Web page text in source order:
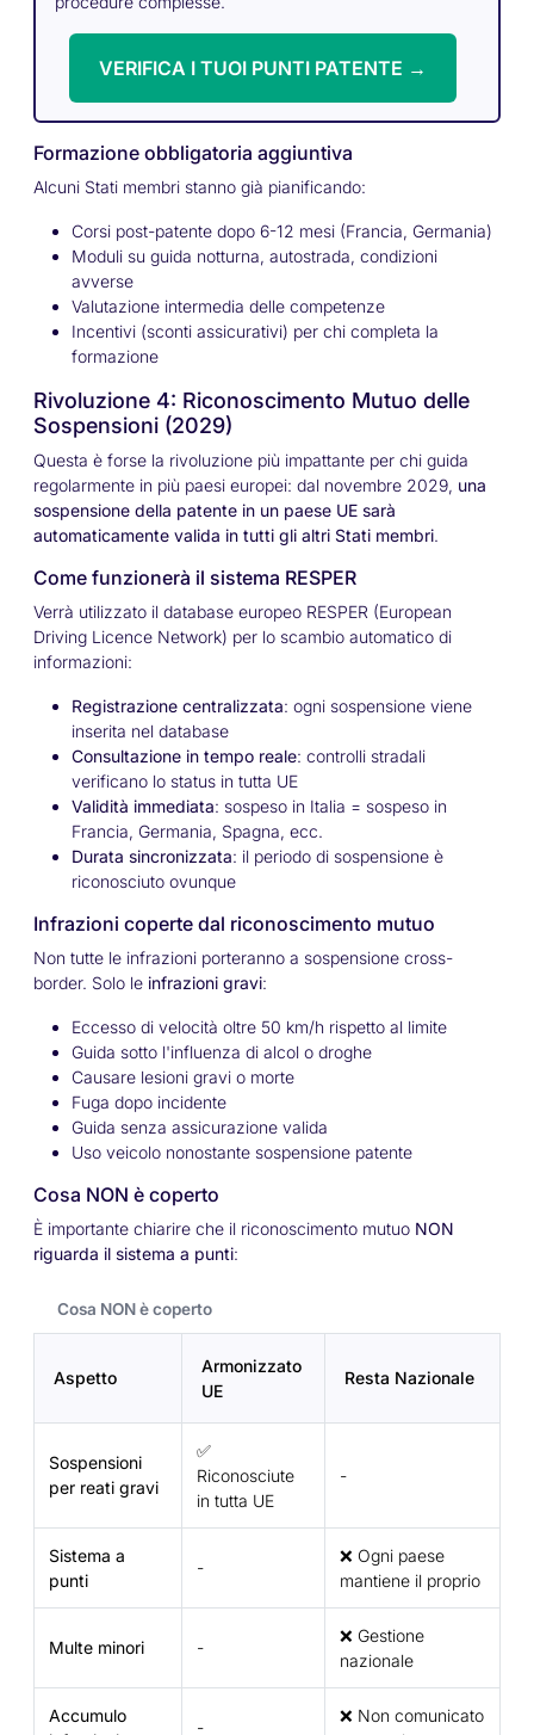
VERIFICA I TUOI PUNTI PATENTE →
Formazione obbligatoria aggiuntiva
Alcuni Stati membri stanno già pianificando:
Corsi post-patente dopo 6-12 mesi (Francia, Germania)
Moduli su guida notturna, autostrada, condizioni
avverse
Valutazione intermedia delle competenze
Incentivi (sconti assicurativi) per chi completa la
formazione
Rivoluzione 4: Riconoscimento Mutuo delle
Sospensioni (2029)
Questa è forse la rivoluzione più impattante per chi guida
regolarmente in più paesi europei: dal novembre 2029, una
sospensione della patente in un paese UE sarà
automaticamente valida in tutti gli altri Stati membri.
Come funzionerà il sistema RESPER
Verrà utilizzato il database europeo RESPER (European
Driving Licence Network) per lo scambio automatico di
informazioni:
Registrazione centralizzata: ogni sospensione viene
inserita nel database
Consultazione in tempo reale: controlli stradali
verificano lo status in tutta UE
Validità immediata: sospeso in Italia = sospeso in
Francia, Germania, Spagna, ecc.
Durata sincronizzata: il periodo di sospensione è
riconosciuto ovunque
Infrazioni coperte dal riconoscimento mutuo
Non tutte le infrazioni porteranno a sospensione cross-
border. Solo le infrazioni gravi:
Eccesso di velocità oltre 50 km/h rispetto al limite
Guida sotto l'influenza di alcol o droghe
Causare lesioni gravi o morte
Fuga dopo incidente
Guida senza assicurazione valida
Uso veicolo nonostante sospensione patente
Cosa NON è coperto
È importante chiarire che il riconoscimento mutuo NON
riguarda il sistema a punti:
Cosa NON è coperto
Aspetto
Armonizzato
UE
Resta Nazionale
Sospensioni
per reati gravi
✅
Riconosciute
in tutta UE
-
Sistema a
punti
-
❌ Ogni paese
mantiene il proprio
Multe minori -
❌ Gestione
nazionale
Accumulo
-
❌ Non comunicato